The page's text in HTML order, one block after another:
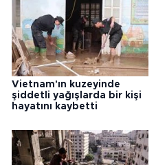
Vietnam'ın kuzeyinde
şiddetli yağışlarda bir kişi
hayatını kaybetti